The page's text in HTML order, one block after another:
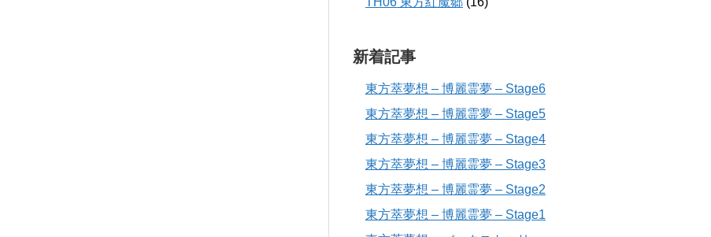
新着記事
東方萃夢想 – 博麗霊夢 – Stage6
東方萃夢想 – 博麗霊夢 – Stage5
東方萃夢想 – 博麗霊夢 – Stage4
東方萃夢想 – 博麗霊夢 – Stage3
東方萃夢想 – 博麗霊夢 – Stage2
東方萃夢想 – 博麗霊夢 – Stage1